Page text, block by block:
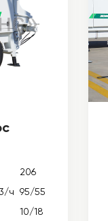
206
ч 95/55
10/18